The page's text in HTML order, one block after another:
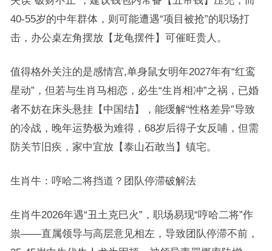
40-55岁的中年群体，则可能遭遇“项目被抢”的职场打
击，办公桌左角摆放【龙龟摆件】可催旺贵人。
值得格外关注的是感情宫,单身鼠女明年2027年有“红鸾
星动”，但若与生肖马相恋，必生“生肖相冲”之祸，已婚
者不妨在床头悬挂【中国结】，能缓解“性格差异”导致
的冷战，晚年运势极为难得，68岁后得子女反哺，但需
防关节旧疾，家中宜放【泰山石敢当】镇宅。
生肖牛：哼哈二将挡道？团队停滞破解法
生肖牛2026年遇“丑土克巳火”，职场易现“哼哈二将”作
祟——直属领导与高层意见相左，导致团队停滞不前，